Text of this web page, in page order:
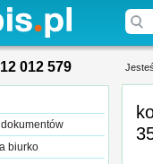
012 579
biurko